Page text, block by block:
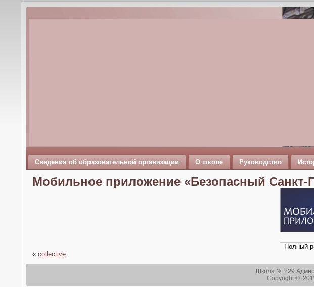
Сведения об образовательной организации О школе Руководство
Мобильное приложение «Безопасный Санкт-
Полный
« collective
Школа № 229
Copyright ©